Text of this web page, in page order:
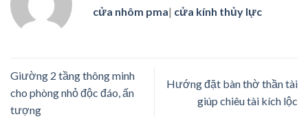
cửa nhôm pma| cửa kính thủy lực
Giường 2 tầng thông minh
cho phòng nhỏ độc đáo, ấn
tượng
Hướng đặt bàn thờ thần tài
giúp chiêu tài kích lộc